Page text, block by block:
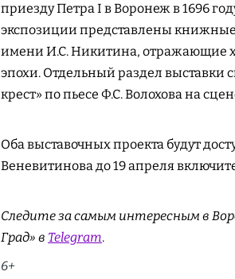
приезду Петра I в Воронеж в 1696
экспозиции представлены
имени И.С. Никитина, отражающие
эпохи. Отдельный раздел выставки
крест» по пьесе Ф.С. Волохова на
Оба выставочных проекта будут
Веневитинова до 19 апреля
Следите за самым интересным в
Град» в Telegram.
6+